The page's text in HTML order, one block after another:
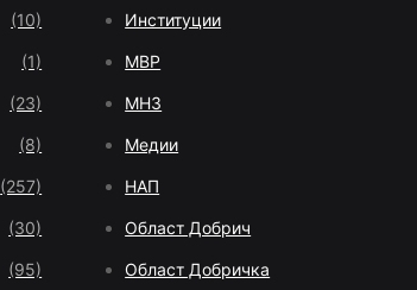
(10)
(1)
(23)
(8)
(257)
(30)
(95)
Институции
МВР
МНЗ
Медии
НАП
Област Добрич
Област Добричка